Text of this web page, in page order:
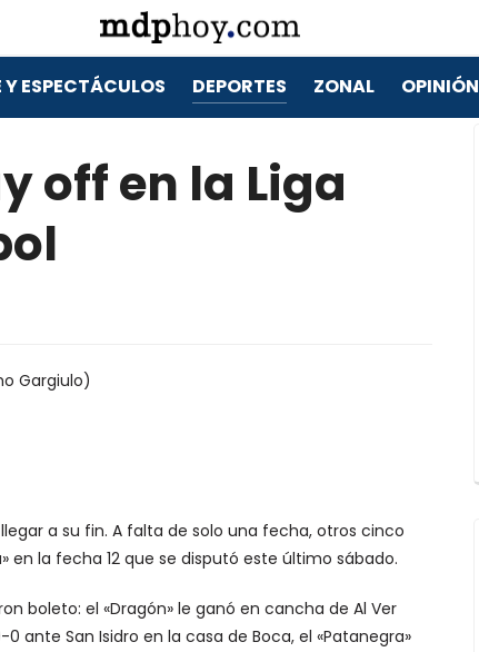
Y ESPECTÁCULOS DEPORTES ZONAL OPINIÓN
off en la Liga
Gargiulo)
a su fin. A falta de solo una fecha, otros cinco
la fecha 12 que se disputó este último sábado.
boleto: el «Dragón» le ganó en cancha de Al Ver
ante San Isidro en la casa de Boca, el «Patanegra»